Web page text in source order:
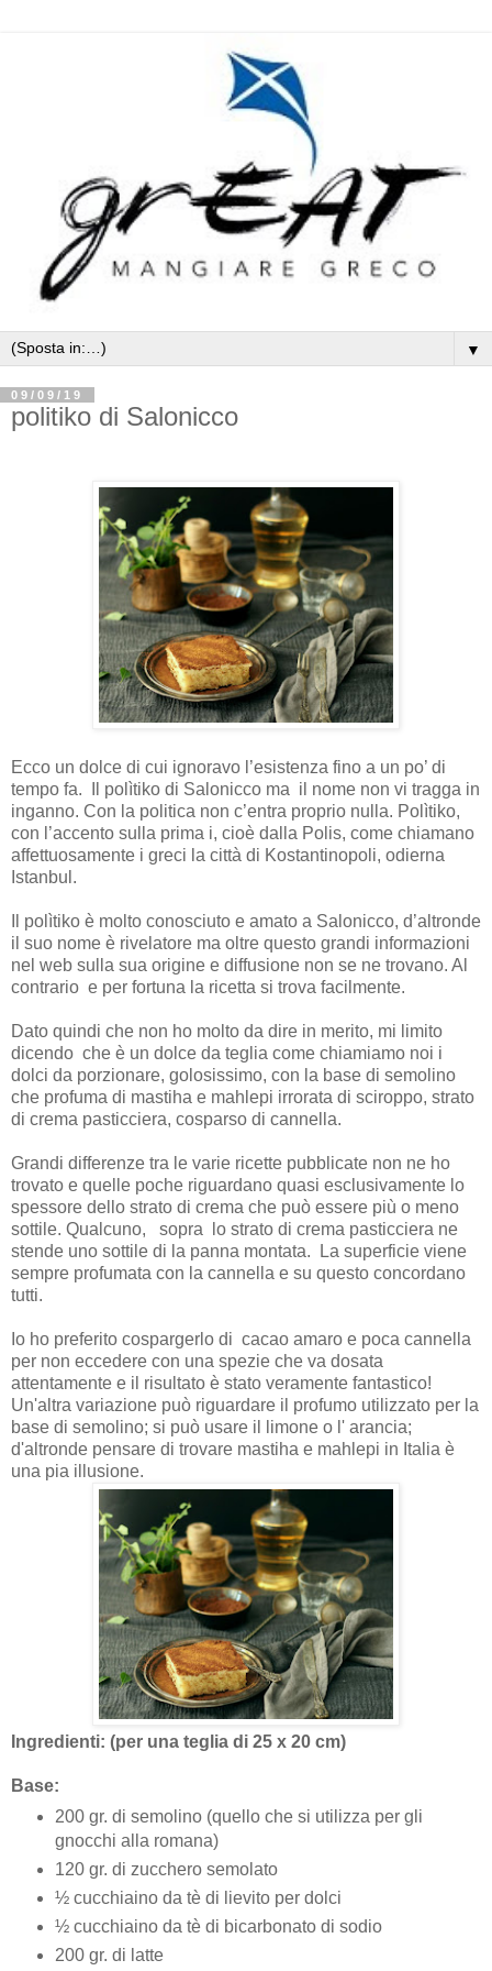
▼
09/09/19
politiko di Salonicco
Ecco un dolce di cui ignoravo l’esistenza fino a un po’ di
tempo fa.
Il polìtiko di Salonicco ma il nome non vi tragga in
inganno. Con la politica non c’entra proprio nulla. Polìtiko,
con l’accento sulla prima i, cioè dalla Polis, come chiamano
affettuosamente i greci la città di Kostantinopoli, odierna
Istanbul.
Il polìtiko è molto conosciuto e amato a Salonicco, d’altronde
il suo nome è rivelatore ma oltre questo grandi informazioni
nel web sulla sua origine e diffusione non se ne trovano. Al
contrario e per fortuna la ricetta si trova facilmente.
Dato quindi che non ho molto da dire in merito, mi limito
dicendo che è un dolce da teglia come chiamiamo noi i
dolci da porzionare, golosissimo, con la base di semolino
che profuma di mastiha e mahlepi irrorata di sciroppo, strato
di crema pasticciera, cosparso di cannella.
Grandi differenze tra le varie ricette pubblicate non ne ho
trovato e quelle poche riguardano quasi esclusivamente lo
spessore dello strato di crema che può essere più o meno
sottile. Qualcuno,
sopra
lo strato di crema pasticciera ne
stende uno sottile di la panna montata.
La superficie viene
sempre profumata con la cannella e su questo concordano
tutti.
Io ho preferito cospargerlo di cacao amaro e poca cannella
per non eccedere con una spezie che va dosata
attentamente e il risultato è stato veramente fantastico!
Un'altra variazione può riguardare il profumo utilizzato per la
base di semolino; si può usare il limone o l' arancia;
d'altronde pensare di trovare mastiha e mahlepi in Italia è
una pia illusione.
Ingredienti: (per una teglia di 25 x 20 cm)
Base:
200 gr. di semolino (quello che si utilizza per gli
gnocchi alla romana)
120 gr. di zucchero semolato
½ cucchiaino da tè di lievito per dolci
½ cucchiaino da tè di bicarbonato di sodio
200 gr. di latte